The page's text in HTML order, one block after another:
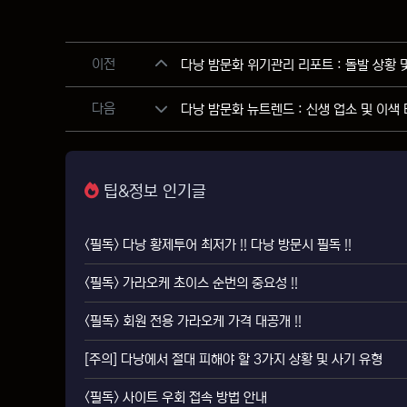
관련자료
이전 다낭 밤문화 위기관리 리포트 : 돌발 상황
다음 다낭 밤문화 뉴트렌드 : 신생 업소 및 이색
팁&정보 인기글
<필독> 다낭 황제투어 최저가 !! 다낭 방문시 필독 !!
<필독> 가라오케 초이스 순번의 중요성 !!
<필독> 회원 전용 가라오케 가격 대공개 !!
[주의] 다낭에서 절대 피해야 할 3가지 상황 및 사기 유형
<필독> 사이트 우회 접속 방법 안내